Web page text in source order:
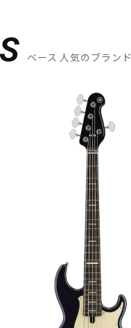
ベース 人気のブランド